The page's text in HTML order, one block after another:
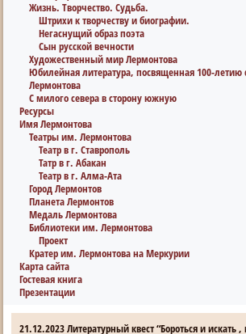
Жизнь. Творчество. Судьба.
Штрихи к творчеству и биографии.
Негаснущий образ поэта
Сын русской вечности
Художественный мир Лермонтова
Юбилейная литература, посвященная 100-
Лермонтова
С милого севера в сторону южную
Ресурсы
Имя Лермонтова
Театры им. Лермонтова
Театр в г. Ставрополь
Татр в г. Абакан
Театр в г. Алма-Ата
Город Лермонтов
Планета Лермонтов
Медаль Лермонтова
Библиотеки им. Лермонтова
Проект
Кратер им. Лермонтова на Меркурии
Карта сайта
Гостевая книга
Презентации
21.12.2023 Литературный квест “Бороться и искать